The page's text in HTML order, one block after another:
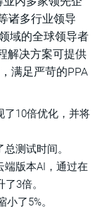
诸多行业领导
域的全球领导者
解决方案可提供
满足严苛的PPA
了10倍优化，并将
测试时间。
版本AI，通过在
了3倍。
了5%。